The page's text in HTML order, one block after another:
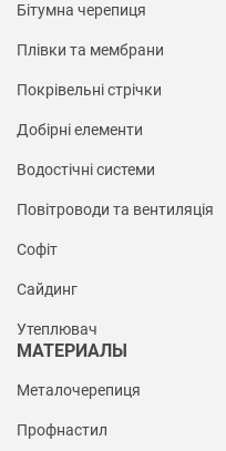
Бітумна черепиця
Плівки та мембрани
Покрівельні стрічки
Добірні елементи
Водостічні системи
Повітроводи та вентиляція
Софіт
Сайдинг
Утеплювач
МАТЕРИАЛЫ
Металочерепиця
Профнастил